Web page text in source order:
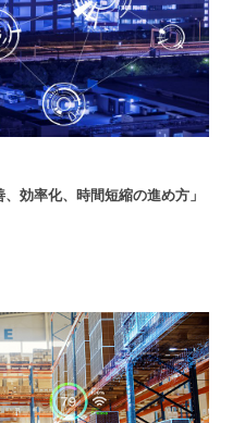
効率化、時間短縮の進め方」